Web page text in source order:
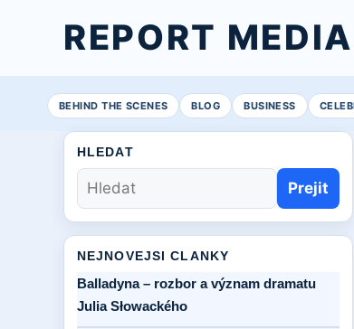
REPORT MEDIA
BEHIND THE SCENES BLOG BUSINESS
HLEDAT
Prejit
NEJNOVEJSI CLANKY
Balladyna – rozbor a význam dramatu
Julia Słowackého